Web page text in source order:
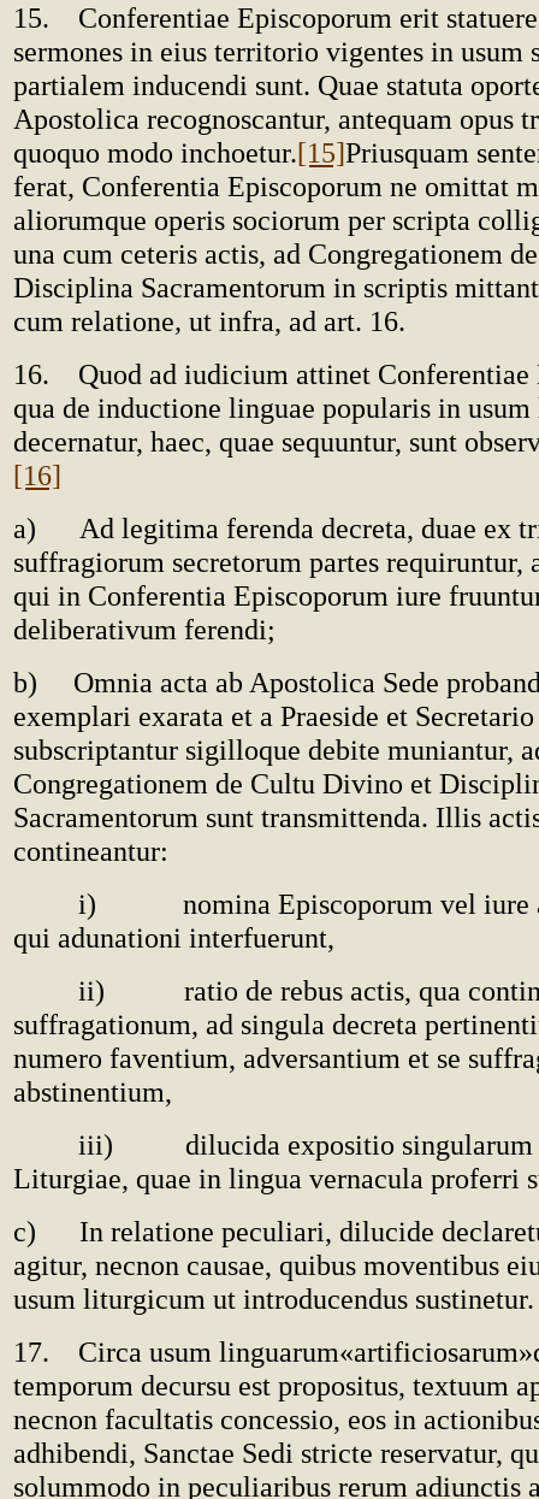
15. Conferentiae Episcoporum erit
sermones in eius territorio vigentes in usum
partialem inducendi sunt. Quae statuta
Apostolica recognoscantur, antequam opus
quoquo modo inchoetur.[15]Priusquam
ferat, Conferentia Episcoporum ne omittat
aliorumque operis sociorum per scripta
una cum ceteris actis, ad Congregationem
Disciplina Sacramentorum in scriptis
cum relatione, ut infra, ad art. 16.
16. Quod ad iudicium attinet Conferentiae
qua de inductione linguae popularis in
decernatur, haec, quae sequuntur, sunt
[16]
a) Ad legitima ferenda decreta, duae ex
suffragiorum secretorum partes requiruntur,
qui in Conferentia Episcoporum iure
deliberativum ferendi;
b) Omnia acta ab Apostolica Sede
exemplari exarata et a Praeside et
subscriptantur sigilloque debite muniantur,
Congregationem de Cultu Divino et
Sacramentorum sunt transmittenda. Illis
contineantur:
i) nomina Episcoporum vel iure
qui adunationi interfuerunt,
ii) ratio de rebus actis, qua
suffragationum, ad singula decreta
numero faventium, adversantium et se
abstinentium,
iii) dilucida expositio singularum
Liturgiae, quae in lingua vernacula proferri
c) In relatione peculiari, dilucide
agitur, necnon causae, quibus moventibus
usum liturgicum ut introducendus sustinetur.
17. Circa usum
temporum decursu est propositus, textuum
necnon facultatis concessio, eos in
adhibendi, Sanctae Sedi stricte reservatur,
solummodo in peculiaribus rerum adiunctis